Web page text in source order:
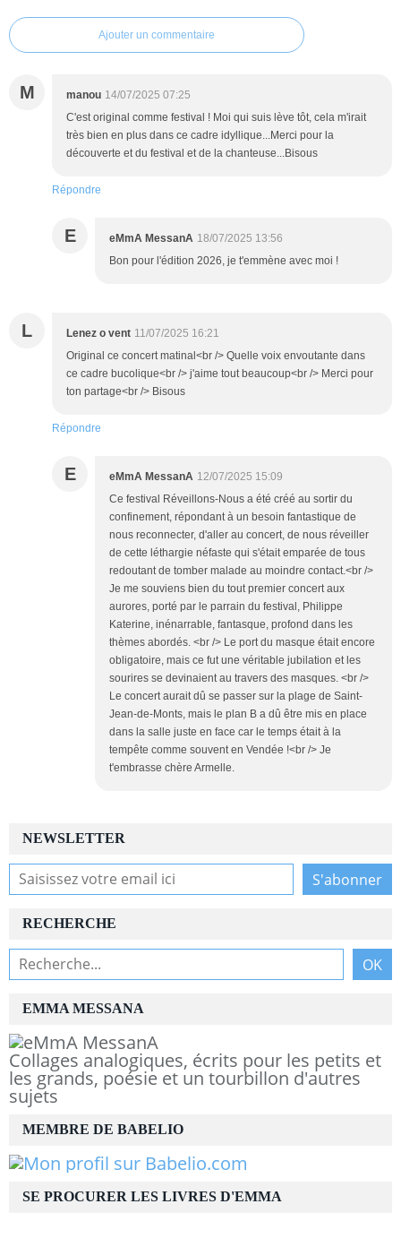
Ajouter un commentaire
M manou 14/07/2025 07:25
C'est original comme festival ! Moi qui suis lève tôt, cela m'irait
très bien en plus dans ce cadre idyllique...Merci pour la
découverte et du festival et de la chanteuse...Bisous
Répondre
E eMmA MessanA 18/07/2025 13:56
Bon pour l'édition 2026, je t'emmène avec moi !
L Lenez o vent 11/07/2025 16:21
Original ce concert matinal<br /> Quelle voix envoutante dans
ce cadre bucolique<br /> j'aime tout beaucoup<br /> Merci pour
ton partage<br /> Bisous
Répondre
E eMmA MessanA 12/07/2025 15:09
Ce festival Réveillons-Nous a été créé au sortir du
confinement, répondant à un besoin fantastique de
nous reconnecter, d'aller au concert, de nous réveiller
de cette léthargie néfaste qui s'était emparée de tous
redoutant de tomber malade au moindre contact.<br />
Je me souviens bien du tout premier concert aux
aurores, porté par le parrain du festival, Philippe
Katerine, inénarrable, fantasque, profond dans les
thèmes abordés. <br /> Le port du masque était encore
obligatoire, mais ce fut une véritable jubilation et les
sourires se devinaient au travers des masques. <br />
Le concert aurait dû se passer sur la plage de Saint-
Jean-de-Monts, mais le plan B a dû être mis en place
dans la salle juste en face car le temps était à la
tempête comme souvent en Vendée !<br /> Je
t'embrasse chère Armelle.
NEWSLETTER
RECHERCHE
EMMA MESSANA
Collages analogiques, écrits pour les petits et
les grands, poésie et un tourbillon d'autres
sujets
MEMBRE DE BABELIO
SE PROCURER LES LIVRES D'EMMA